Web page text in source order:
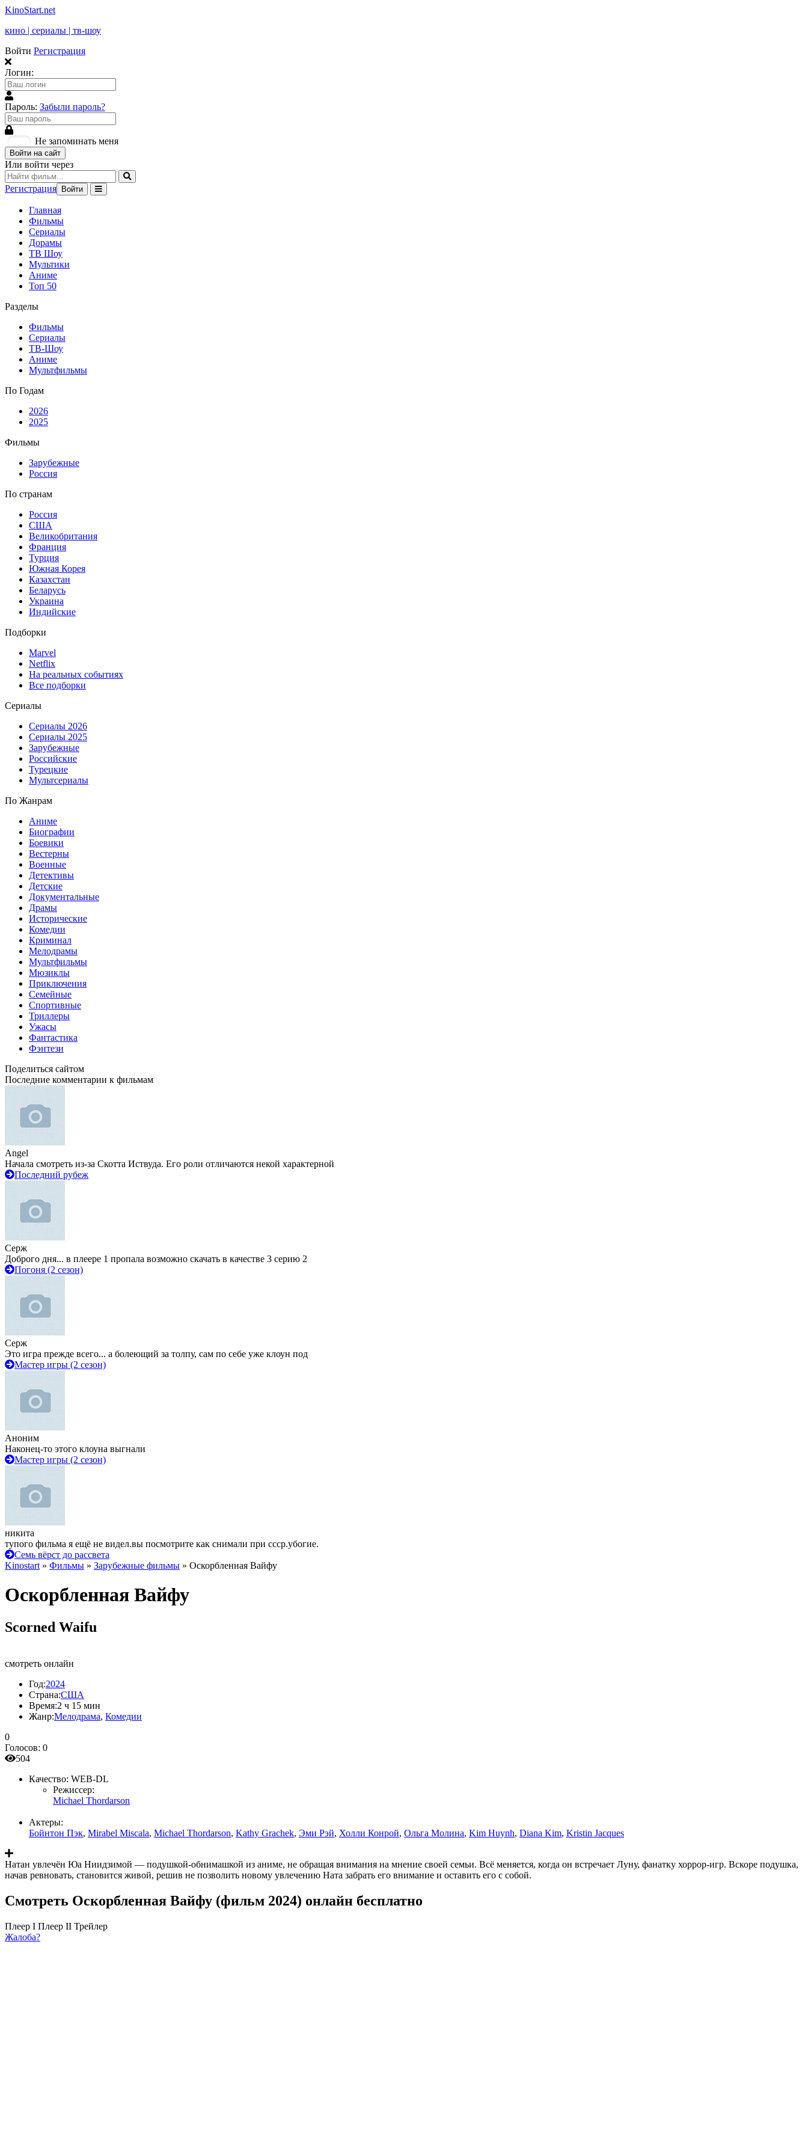
KinoStart.net
кино | сериалы | тв-шоу
Войти Регистрация
Логин:
Пароль: Забыли пароль?
Не запоминать меня
Войти на сайт
Или войти через
Регистрация Войти
Главная
Фильмы
Сериалы
Дорамы
ТВ Шоу
Мультики
Аниме
Топ 50
Разделы
Фильмы
Сериалы
ТВ-Шоу
Аниме
Мультфильмы
По Годам
2026
2025
Фильмы
Зарубежные
Россия
По странам
Россия
США
Великобритания
Франция
Турция
Южная Корея
Казахстан
Беларусь
Украина
Индийские
Подборки
Marvel
Netflix
На реальных событиях
Все подборки
Сериалы
Сериалы 2026
Сериалы 2025
Зарубежные
Российские
Турецкие
Мультсериалы
По Жанрам
Аниме
Биографии
Боевики
Вестерны
Военные
Детективы
Детские
Документальные
Драмы
Исторические
Комедии
Криминал
Мелодрамы
Мультфильмы
Мюзиклы
Приключения
Семейные
Спортивные
Триллеры
Ужасы
Фантастика
Фэнтези
Поделиться сайтом
Последние комментарии к фильмам
Angel
Начала смотреть из-за Скотта Иствуда. Его роли отличаются некой характерной
Последний рубеж
Серж
Доброго дня... в плеере 1 пропала возможно скачать в качестве 3 серию 2
Погоня (2 сезон)
Серж
Это игра прежде всего... а болеющий за толпу, сам по себе уже клоун под
Мастер игры (2 сезон)
Аноним
Наконец-то этого клоуна выгнали
Мастер игры (2 сезон)
никита
тупого фильма я ещё не видел.вы посмотрите как снимали при ссср.убогие.
Семь вёрст до рассвета
Kinostart » Фильмы » Зарубежные фильмы » Оскорбленная Вайфу
Оскорбленная Вайфу
Scorned Waifu
смотреть онлайн
Год:2024
Страна:США
Время:2 ч 15 мин
Жанр:Мелодрама, Комедии
0
Голосов: 0
504
Качество: WEB-DL
Режиссер:
Michael Thordarson
Актеры:
Бойнтон Пэк, Mirabel Miscala, Michael Thordarson, Kathy Grachek, Эми Рэй, Холли Конрой, Ольга Молина, Kim Huynh, Diana Kim, Kristin Jacques
Натан увлечён Юа Ниидзимой — подушкой-обнимашкой из аниме, не обращая внимания на мнение своей семьи. Всё меняется, когда он встречает Луну, фанатку хоррор-игр. Вскоре подушка,
начав ревновать, становится живой, решив не позволить новому увлечению Ната забрать его внимание и оставить его с собой.
Смотреть Оскорбленная Вайфу (фильм 2024) онлайн бесплатно
Плеер I Плеер II Трейлер
Жалоба?